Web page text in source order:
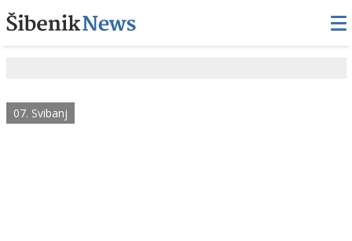
07. Svibanj